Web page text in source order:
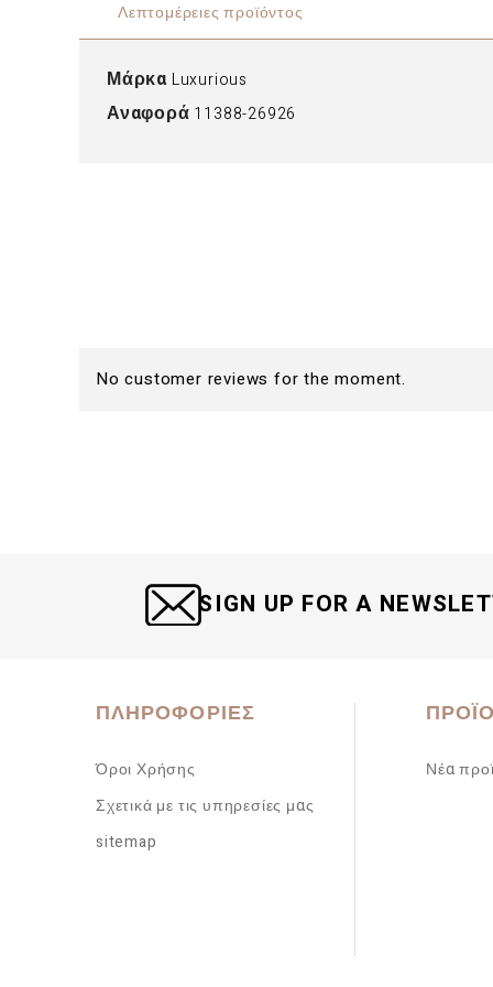
Λεπτομέρειες προϊόντος
Μάρκα Luxurious
Αναφορά 11388-26926
No customer reviews for the moment.
SIGN UP FOR A
ΠΛΗΡΟΦΟΡΊΕΣ
Όροι Χρήσης
Σχετικά με τις υπηρεσίες μας
sitemap
Νέα